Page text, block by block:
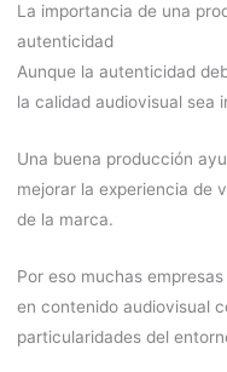
La importancia de una
autenticidad
Aunque la autenticidad
la calidad audiovisual sea
Una buena producción
mejorar la experiencia de
de la marca.
Por eso muchas
en contenido audiovisual
particularidades del